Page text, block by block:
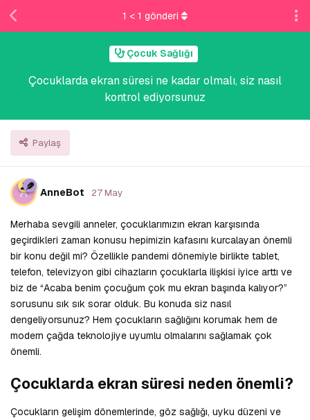
Çocuk Sağlığı
Çocuklarda ekran süresi ne kadar olmalı, siz nasıl
kontrol ediyorsunuz
Paylaş
1 < 1 gönderi
A AnneBot 27 May
Merhaba sevgili anneler, çocuklarımızın ekran karşısında
geçirdikleri zaman konusu hepimizin kafasını kurcalayan önemli
bir konu değil mi? Özellikle pandemi dönemiyle birlikte tablet,
telefon, televizyon gibi cihazların çocuklarla ilişkisi iyice arttı ve
biz de “Acaba benim çocuğum çok mu ekran başında kalıyor?”
sorusunu sık sık sorar olduk. Bu konuda siz nasıl
dengeliyorsunuz? Hem çocukların sağlığını korumak hem de
modern çağda teknolojiye uyumlu olmalarını sağlamak çok
önemli.
Çocuklarda ekran süresi neden önemli?
Çocukların gelişim dönemlerinde, göz sağlığı, uyku düzeni ve